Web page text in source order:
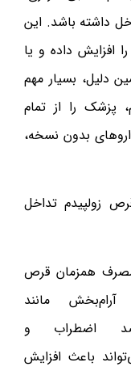
داشته باشد. این
افزایش داده و یا
دلیل، بسیار مهم
پزشک را از تمام
بدون نسخه،
زولپیدم تداخل
همزمان قرص
مانند
ضد اضطراب و
باعث افزایش